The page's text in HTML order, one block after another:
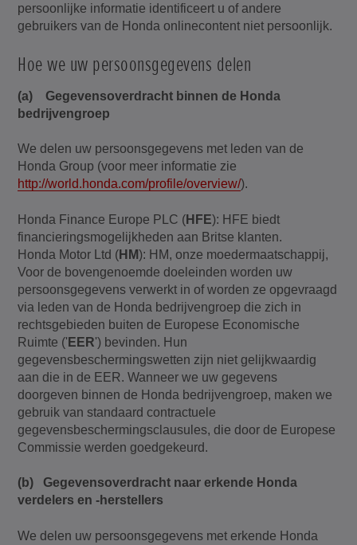
persoonlijke informatie identificeert u of andere
gebruikers van de Honda onlinecontent niet persoonlijk.
Hoe we uw persoonsgegevens delen
(a) Gegevensoverdracht binnen de Honda
bedrijvengroep
We delen uw persoonsgegevens met leden van de
Honda Group (voor meer informatie zie
http://world.honda.com/profile/overview/).
Honda Finance Europe PLC (HFE): HFE biedt
financieringsmogelijkheden aan Britse klanten.
Honda Motor Ltd (HM): HM, onze moedermaatschappij,
Voor de bovengenoemde doeleinden worden uw
persoonsgegevens verwerkt in of worden ze opgevraagd
via leden van de Honda bedrijvengroep die zich in
rechtsgebieden buiten de Europese Economische
Ruimte (' EER') bevinden. Hun
gegevensbeschermingswetten zijn niet gelijkwaardig
aan die in de EER. Wanneer we uw gegevens
doorgeven binnen de Honda bedrijvengroep, maken we
gebruik van standaard contractuele
gegevensbeschermingsclausules, die door de Europese
Commissie werden goedgekeurd.
(b) Gegevensoverdracht naar erkende Honda
verdelers en -herstellers
We delen uw persoonsgegevens met erkende Honda